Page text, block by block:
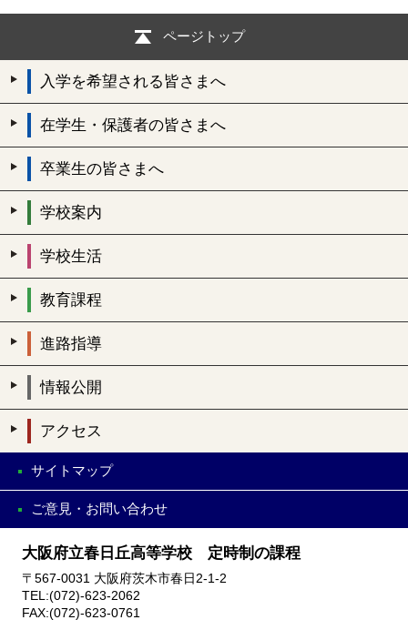
ページトップ
入学を希望される皆さまへ
在学生・保護者の皆さまへ
卒業生の皆さまへ
学校案内
学校生活
教育課程
進路指導
情報公開
アクセス
サイトマップ
ご意見・お問い合わせ
大阪府立春日丘高等学校 定時制の課程
〒567-0031 大阪府茨木市春日2-1-2
TEL:(072)-623-2062
FAX:(072)-623-0761